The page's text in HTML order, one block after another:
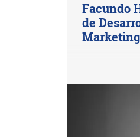
Facundo
de
Marketing